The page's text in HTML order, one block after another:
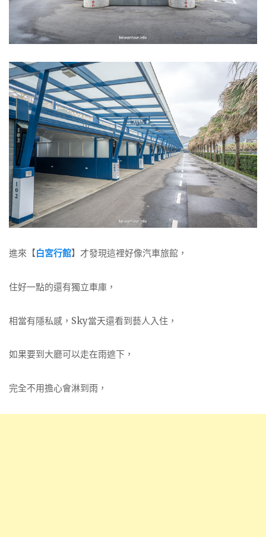
進來【白宮行館】才發現這裡好像汽車旅館，
住好一點的還有獨立車庫，
相當有隱私感，Sky當天還看到藝人入住，
如果要到大廳可以走在雨遮下，
完全不用擔心會淋到雨，